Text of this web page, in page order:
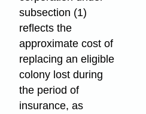
subsection (1)
reflects the
approximate cost of
replacing an eligible
colony lost during
the period of
insurance, as